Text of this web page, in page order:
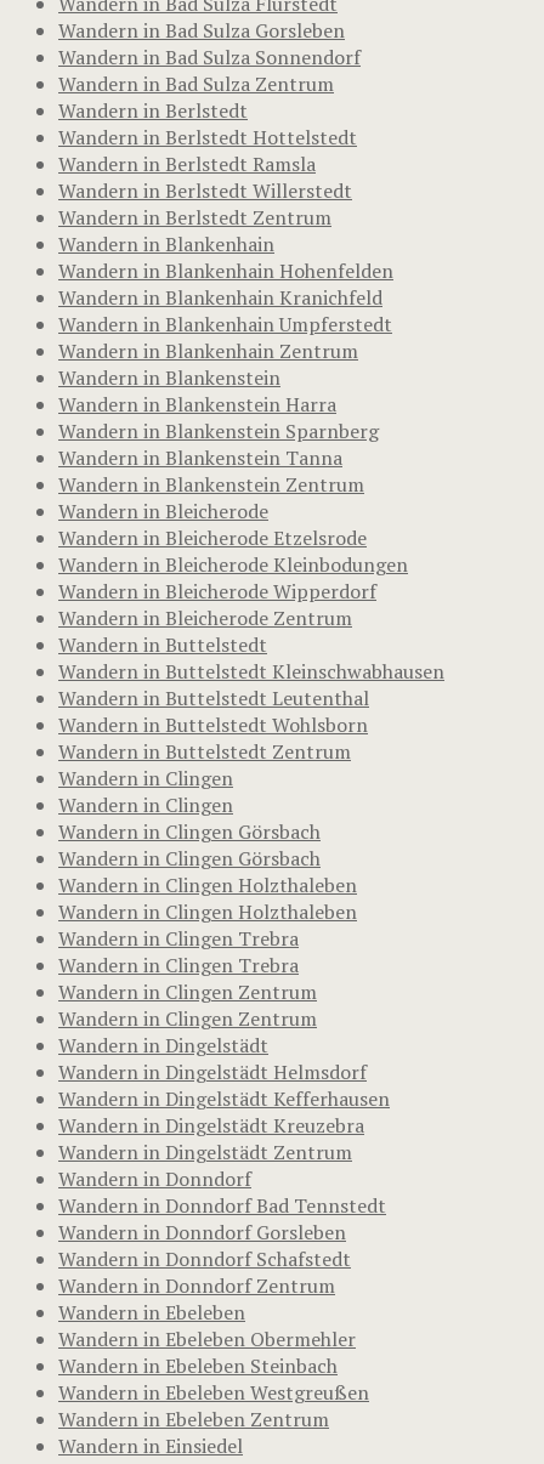
Wandern in Bad Sulza Gorsleben
Wandern in Bad Sulza Sonnendorf
Wandern in Bad Sulza Zentrum
Wandern in Berlstedt
Wandern in Berlstedt Hottelstedt
Wandern in Berlstedt Ramsla
Wandern in Berlstedt Willerstedt
Wandern in Berlstedt Zentrum
Wandern in Blankenhain
Wandern in Blankenhain Hohenfelden
Wandern in Blankenhain Kranichfeld
Wandern in Blankenhain Umpferstedt
Wandern in Blankenhain Zentrum
Wandern in Blankenstein
Wandern in Blankenstein Harra
Wandern in Blankenstein Sparnberg
Wandern in Blankenstein Tanna
Wandern in Blankenstein Zentrum
Wandern in Bleicherode
Wandern in Bleicherode Etzelsrode
Wandern in Bleicherode Kleinbodungen
Wandern in Bleicherode Wipperdorf
Wandern in Bleicherode Zentrum
Wandern in Buttelstedt
Wandern in Buttelstedt Kleinschwabhausen
Wandern in Buttelstedt Leutenthal
Wandern in Buttelstedt Wohlsborn
Wandern in Buttelstedt Zentrum
Wandern in Clingen
Wandern in Clingen
Wandern in Clingen Görsbach
Wandern in Clingen Görsbach
Wandern in Clingen Holzthaleben
Wandern in Clingen Holzthaleben
Wandern in Clingen Trebra
Wandern in Clingen Trebra
Wandern in Clingen Zentrum
Wandern in Clingen Zentrum
Wandern in Dingelstädt
Wandern in Dingelstädt Helmsdorf
Wandern in Dingelstädt Kefferhausen
Wandern in Dingelstädt Kreuzebra
Wandern in Dingelstädt Zentrum
Wandern in Donndorf
Wandern in Donndorf Bad Tennstedt
Wandern in Donndorf Gorsleben
Wandern in Donndorf Schafstedt
Wandern in Donndorf Zentrum
Wandern in Ebeleben
Wandern in Ebeleben Obermehler
Wandern in Ebeleben Steinbach
Wandern in Ebeleben Westgreußen
Wandern in Ebeleben Zentrum
Wandern in Einsiedel